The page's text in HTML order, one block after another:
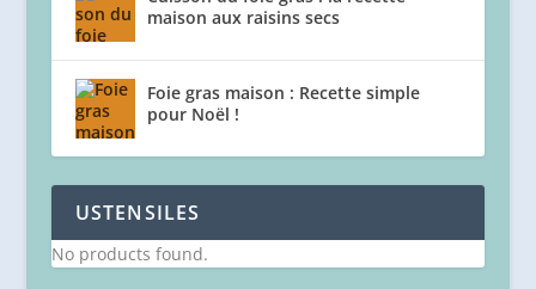
maison aux raisins secs
Foie gras maison : Recette simple
pour Noël !
USTENSILES
No products found.